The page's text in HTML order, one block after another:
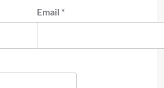
Email *